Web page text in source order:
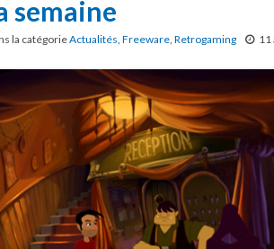
semaine
la catégorieActualités, Freeware, Retrogaming 11